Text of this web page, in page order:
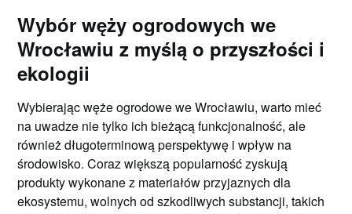
Wybór węży ogrodowych we
Wrocławiu z myślą o przyszłości i
ekologii
Wybierając węże ogrodowe we Wrocławiu, warto mieć
na uwadze nie tylko ich bieżącą funkcjonalność, ale
również długoterminową perspektywę i wpływ na
środowisko. Coraz większą popularność zyskują
produkty wykonane z materiałów przyjaznych dla
ekosystemu, wolnych od szkodliwych substancji, takich